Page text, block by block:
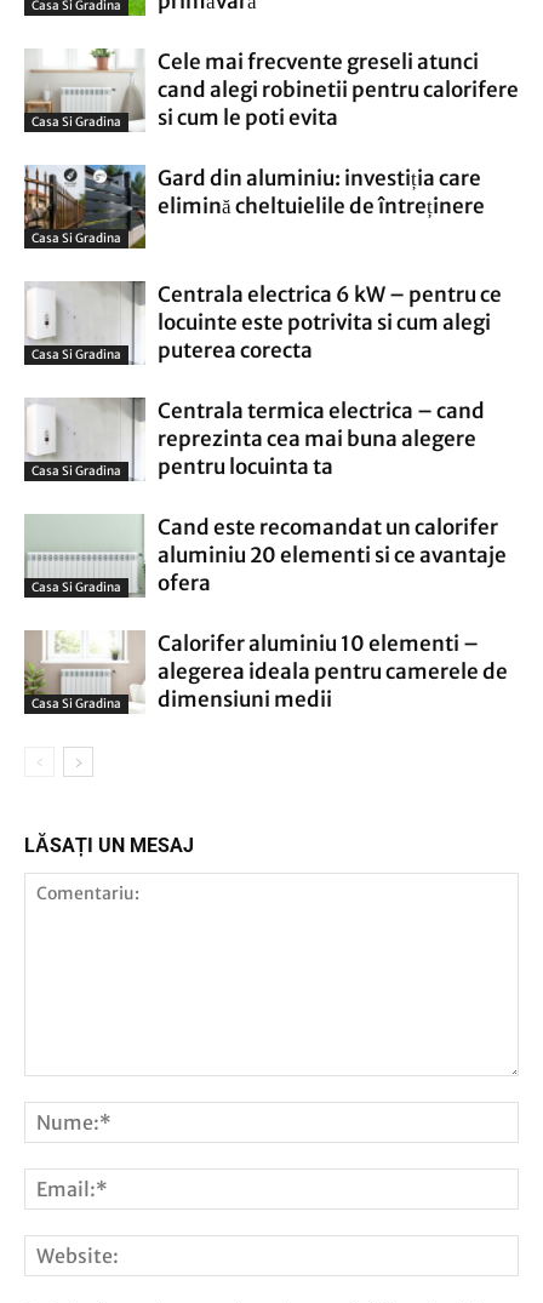
Casa Si Gradina
Casa Si Gradina
Cele mai frecvente greseli atunci
cand alegi robinetii pentru calorifere
si cum le poti evita
Casa Si Gradina
Gard din aluminiu: investiția care
elimină cheltuielile de întreținere
Casa Si Gradina
Centrala electrica 6 kW – pentru ce
locuinte este potrivita si cum alegi
puterea corecta
Casa Si Gradina
Centrala termica electrica – cand
reprezinta cea mai buna alegere
pentru locuinta ta
Casa Si Gradina
Cand este recomandat un calorifer
aluminiu 20 elementi si ce avantaje
ofera
Casa Si Gradina
Calorifer aluminiu 10 elementi –
alegerea ideala pentru camerele de
dimensiuni medii
LĂSAȚI UN MESAJ